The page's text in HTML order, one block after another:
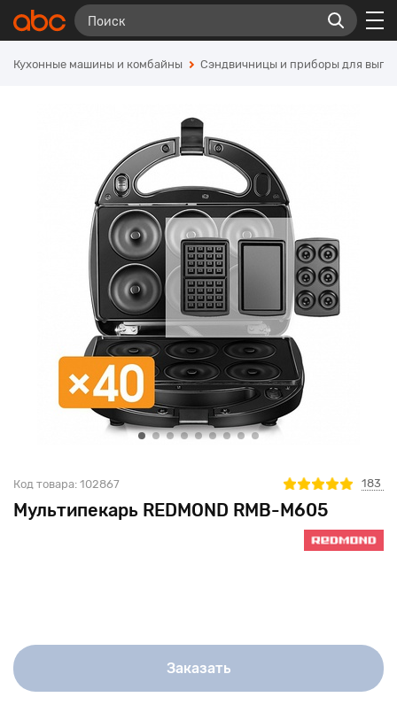
Кухонные машины и комбайны Сэндвичницы и приборы для
Мультипекарь REDMOND RMB-M605
Код товара: 102867 183
Заказать